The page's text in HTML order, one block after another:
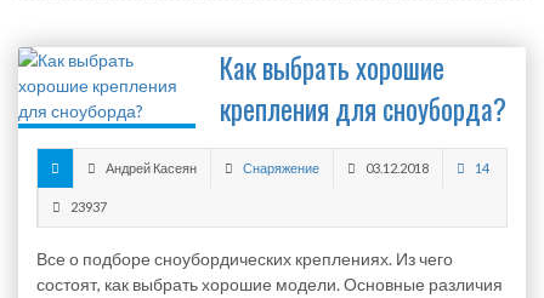
Как выбрать хорошие
крепления для сноуборда?
Андрей Касеян Снаряжение 03.12.2018 14
23937
Все о подборе сноубордических креплениях. Из чего
состоят, как выбрать хорошие модели. Основные различия